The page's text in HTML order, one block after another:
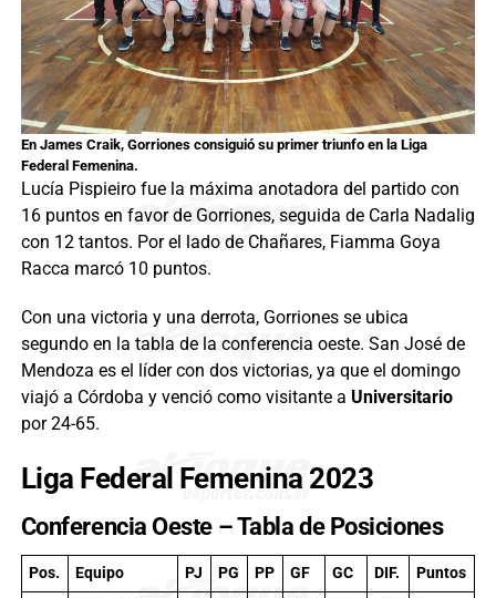
En James Craik, Gorriones consiguió su primer triunfo en la Liga
Federal Femenina.
Lucía Pispieiro fue la máxima anotadora del partido con
16 puntos en favor de Gorriones, seguida de Carla Nadalig
con 12 tantos. Por el lado de Chañares, Fiamma Goya
Racca marcó 10 puntos.
Con una victoria y una derrota, Gorriones se ubica
segundo en la tabla de la conferencia oeste. San José de
Mendoza es el líder con dos victorias, ya que el domingo
viajó a Córdoba y venció como visitante a Universitario
por 24-65.
Liga Federal Femenina 2023
Conferencia Oeste – Tabla de Posiciones
Pos. Equipo PJ PG PP GF GC DIF.
Puntos